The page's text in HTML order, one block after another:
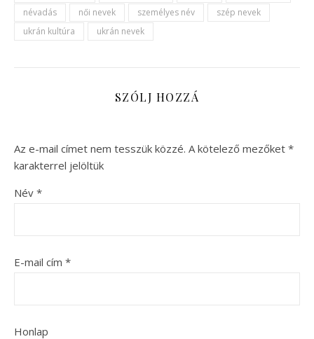
névadás
női nevek személyes név
szép nevek
ukrán kultúra
ukrán nevek
SZÓLJ HOZZÁ
Az e-mail címet nem tesszük közzé. A kötelező mezőket *
karakterrel jelöltük
Név *
E-mail cím *
Honlap